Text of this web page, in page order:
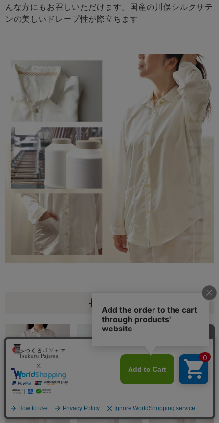
メニュー
んな方にもお召しいただけます。国産の川俣シルクサテ
ンの美しいドレープ性が際立ちます
長ズボン